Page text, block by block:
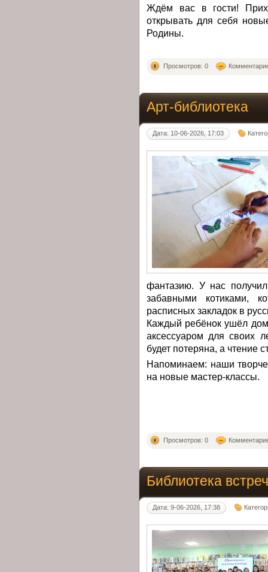
Ждём вас в гости!
открывать для себя
Родины.
Просмотров: 0
Арт-библиотека
Дата: 10-06-2026, 17:03
фантазию. У нас
забавными котиками,
расписных закладок в
Каждый ребёнок ушёл
аксессуаром для своих
будет потеряна, а чтение
Напоминаем: наши
на новые мастер-классы.
Просмотров: 0
Библиотека
Дата: 9-06-2026, 17:38